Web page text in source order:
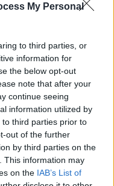
My Personal
to third parties, or
information for
the below opt-out
note that after your
continue seeing
information utilized by
third parties prior to
out of the further
by third parties on the
This information may
on the IAB’s List of
proprio cordoglio
al termine della partita
i presunti cori partiti
quanto denunciato da
infatti, sarebbero stati
si era accasciato per un
viola - è vicina ai
tragica scomparsa di
partita contro il